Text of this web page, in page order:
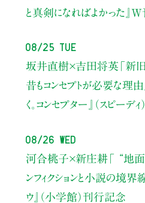
と真剣になればよかった』
08/25 Tue
坂井直樹×吉田将英「新
昔もコンセプトが必要な理由」
く。コンセプター』（スピーデ
08/26 Wed
河合桃子×新庄耕「 “地
ンフィクションと小説の境界
ウ』（小学館）刊行記念